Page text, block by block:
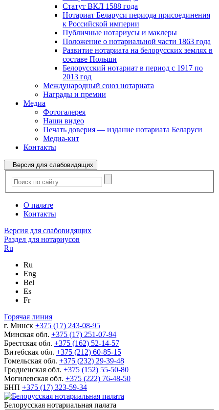
Статут ВКЛ 1588 года
Нотариат Беларуси периода присоединения
к Российской империи
Публичные нотариусы и маклеры
Положение о нотариальной части 1863 года
Развитие нотариата на белорусских землях в
составе Польши
Белорусский нотариат в период с 1917 по
2013 год
Международный союз нотариата
Награды и премии
Медиа
Фотогалерея
Наши видео
Печать доверия — издание нотариата Беларуси
Медиа-кит
Контакты
Версия для слабовидящих
О палате
Контакты
Версия для слабовидящих
Раздел для нотариусов
Ru
Ru
Eng
Bel
Es
Fr
Горячая линия
г. Минск +375 (17) 243-08-95
Минская обл. +375 (17) 251-07-94
Брестская обл. +375 (162) 52-14-57
Витебская обл. +375 (212) 60-85-15
Гомельская обл. +375 (232) 29-39-48
Гродненская обл. +375 (152) 55-50-80
Могилевская обл. +375 (222) 76-48-50
БНП +375 (17) 323-59-34
Белорусская нотариальная палата